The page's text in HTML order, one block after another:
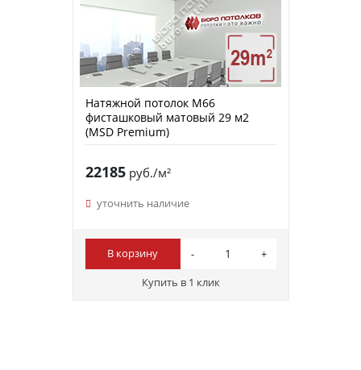
Натяжной потолок M66
фисташковый матовый 29 м2
(MSD Premium)
22185руб./м²
уточнить наличие
В корзину
Купить в 1 клик